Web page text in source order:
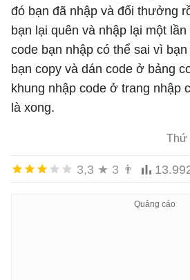
đó bạn đã nhập và đổi thưởng
bạn lại quên và nhập lại một
code bạn nhập có thể sai vì
bạn copy và dán code ở bảng
khung nhập code ở trang nhập
là xong.
Thứ
3,3 ★ 3 👨